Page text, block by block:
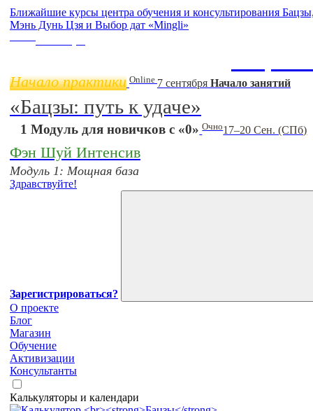
Ближайшие курсы центра обучения и консультирования
Мэнь Дунь Цзя и Выбор дат «Mingli»
Начало практики Online 7 сентября Начало занятий
«Бацзы: путь к удаче»
1 Модуль для новичков с «0» Очно17–20 Сен. (СПб)
Фэн Шуй Интенсив
Модуль 1: Мощная база
Здравствуйте!
Зарегистрироваться?
О проекте
Блог
Магазин
Обучение
Активизации
Консультанты
Калькуляторы и календари